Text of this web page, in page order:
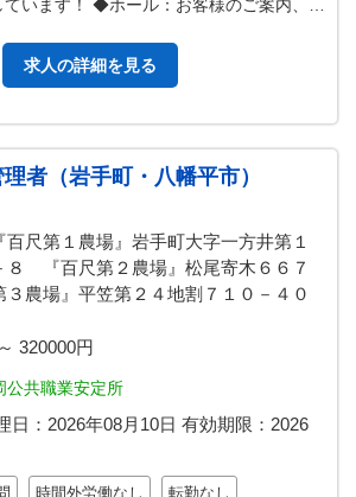
います！ ◆ホール：お客様のご案内、注
求人の詳細を見る
理者（岩手町・八幡平市）
尺第１農場』岩手町大字一方井第１
８ 『百尺第２農場』松尾寄木６６７
農場』平笠第２４地割７１０－４０
320000円
公共職業安定所
日： 2026年08月10日 有効期限： 2026
時間外労働なし 転勤なし